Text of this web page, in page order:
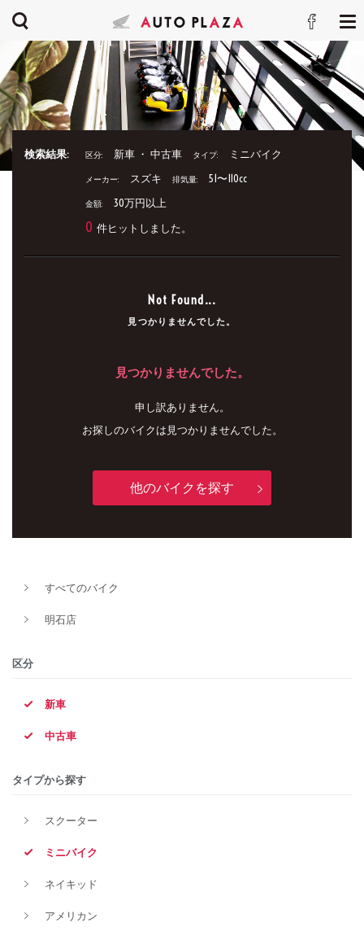
検索結果: 区分: 新車 ・ 中古車 タイプ: ミニバイク
メーカー: スズキ 排気量: 51〜110cc
金額: 30万円以上
0 件ヒットしました。
Not Found...
見つかりませんでした。
見つかりませんでした。
申し訳ありません。
お探しのバイクは見つかりませんでした。
他のバイクを探す
すべてのバイク
明石店
区分
新車
中古車
タイプから探す
スクーター
ミニバイク
ネイキッド
アメリカン
メーカー
排気量